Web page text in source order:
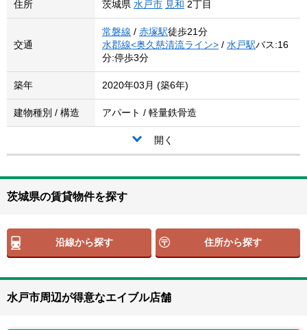
住所 茨城県 水戸市 見和 2丁目
交通
常磐線 / 赤塚駅徒歩21分
水郡線<奥久慈清流ライン> / 水戸駅バス:16
分:停歩3分
築年 2020年03月 (築6年)
建物種別 / 構造 アパート / 軽量鉄骨造
開く
茨城県の賃貸物件を探す
沿線から探す 住所から探す
水戸市周辺が得意なエイブル店舗